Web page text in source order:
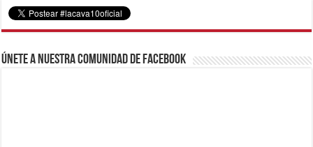
Únete a nuestra comunidad de Facebook